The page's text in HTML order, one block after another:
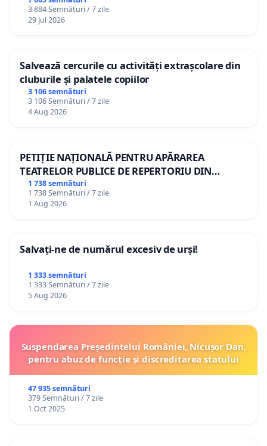
3 884 Semnături / 7 zile
29 Jul 2026
Salvează cercurile cu activități extrașcolare din
cluburile și palatele copiilor
3 106 semnături
3 106 Semnături / 7 zile
4 Aug 2026
PETIȚIE NAȚIONALĂ PENTRU APĂRAREA
TEATRELOR PUBLICE DE REPERTORIU DIN
ROMÂNIA
1 738 semnături
1 738 Semnături / 7 zile
1 Aug 2026
Salvați-ne de numărul excesiv de urși!
1 333 semnături
1 333 Semnături / 7 zile
5 Aug 2026
Suspendarea Președintelui României, Nicușor Dan,
pentru abuz de funcție și discreditarea statului
47 935 semnături
379 Semnături / 7 zile
1 Oct 2025